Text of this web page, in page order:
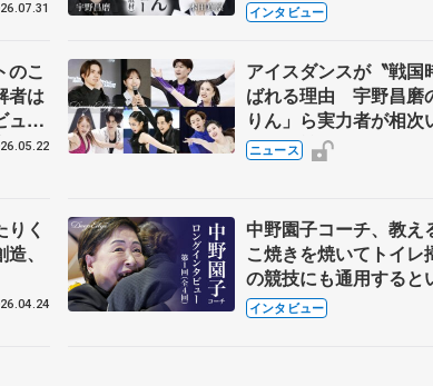
インタビュー
のこ
者は
ュー
人、
アイスダンスが〝戦国
ばれる理由 宇野昌磨
りん」ら実力者が相
国内の競争激化
ニュース
く
、
中野園子コーチ、教え
こ焼きを焼いてトイ
の競技にも通用すると
織の筋肉
インタビュー